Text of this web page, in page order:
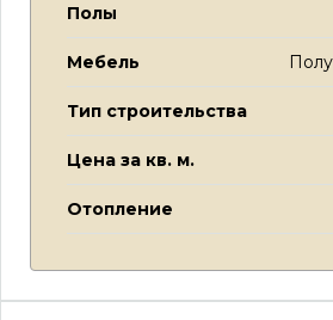
Полы
Мебель
Тип строительства
Цена за кв. м.
Отопление